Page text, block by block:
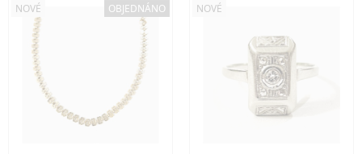
NOVÉ OBJEDNÁNO NOVÉ